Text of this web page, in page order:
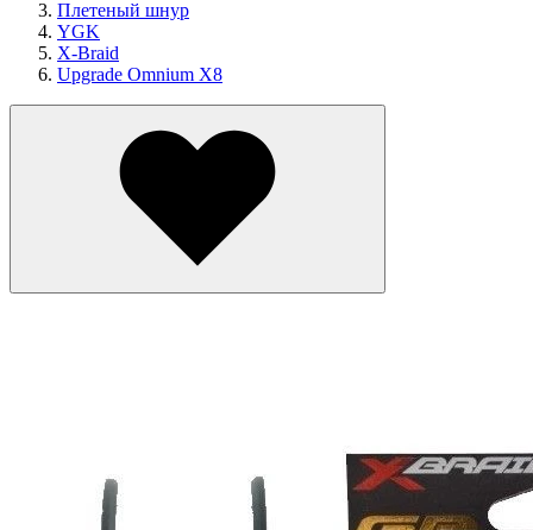
Плетеный шнур
YGK
X-Braid
Upgrade Omnium X8